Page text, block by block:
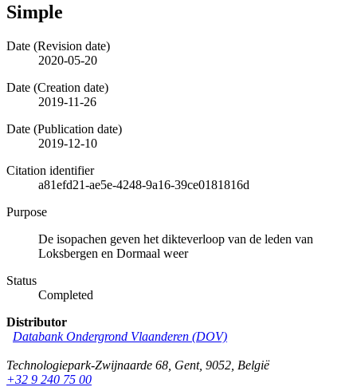
Simple
Date (Revision date)
2020-05-20
Date (Creation date)
2019-11-26
Date (Publication date)
2019-12-10
Citation identifier
a81efd21-ae5e-4248-9a16-39ce0181816d
Purpose
De isopachen geven het dikteverloop van de leden van
Loksbergen en Dormaal weer
Status
Completed
Distributor
Databank Ondergrond Vlaanderen (DOV)
Technologiepark-Zwijnaarde 68 Gent, 9052 België
+32 9 240 75 00